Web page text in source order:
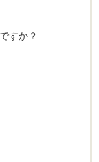
すか？